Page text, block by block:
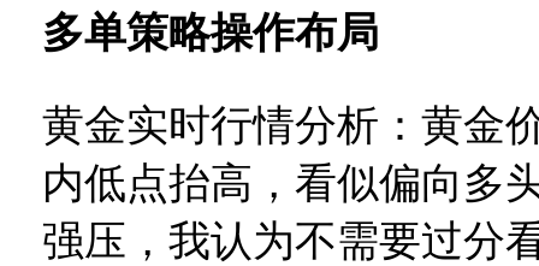
多单策略操作布局
黄金实时行情分析：黄金
内低点抬高，看似偏向多
强压，我认为不需要过分